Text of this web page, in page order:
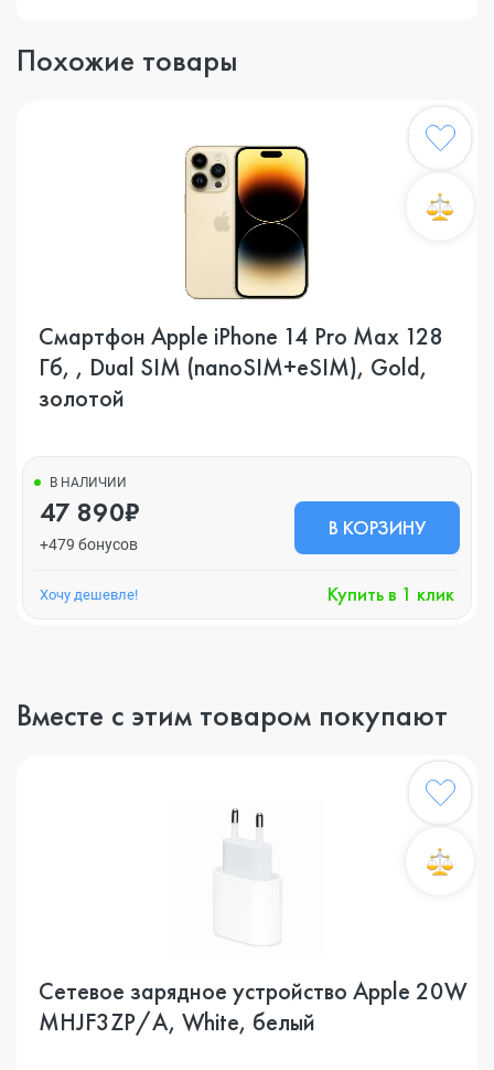
Похожие товары
Смартфон Apple iPhone 14 Pro Max 128
Гб, , Dual SIM (nanoSIM+eSIM), Gold,
золотой
В НАЛИЧИИ
47 890₽
+479 бонусов
В КОРЗИНУ
Хочу дешевле! Купить в 1 клик
Вместе с этим товаром покупают
Сетевое зарядное устройство Apple 20W
MHJF3ZP/A, White, белый